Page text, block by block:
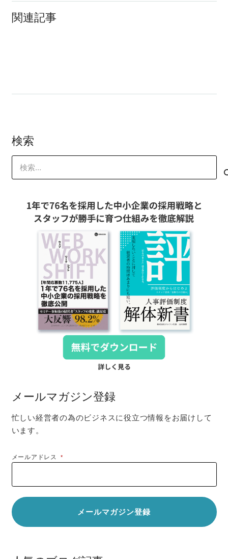
関連記事
行動力で差がつく…体験に勝るものはあ
検索
索:
メールマガジン登録
忙しい経営者の為のビジネスに役立つ情報をお届けして
います。
メールアドレス*